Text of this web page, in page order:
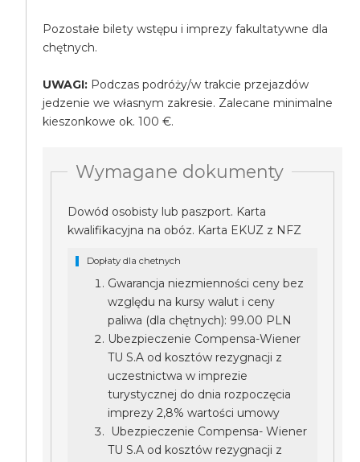
Pozostałe bilety wstępu i imprezy fakultatywne dla
chętnych.
UWAGI: Podczas podróży/w trakcie przejazdów
jedzenie we własnym zakresie. Zalecane minimalne
kieszonkowe ok. 100 €.
Wymagane dokumenty
Dowód osobisty lub paszport. Karta
kwalifikacyjna na obóz. Karta EKUZ z NFZ
Dopłaty dla chetnych
Gwarancja niezmienności ceny bez
względu na kursy walut i ceny
paliwa (dla chętnych): 99.00 PLN
Ubezpieczenie Compensa-Wiener
TU S.A od kosztów rezygnacji z
uczestnictwa w imprezie
turystycznej do dnia rozpoczęcia
imprezy 2,8% wartości umowy
Ubezpieczenie Compensa- Wiener
TU S.A od kosztów rezygnacji z